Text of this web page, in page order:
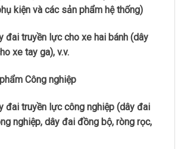
kiện và các sản phẩm hệ thống)
đai truyền lực cho xe hai bánh (dây
xe tay ga), v.v.
Công nghiệp
đai truyền lực công nghiệp (dây đai
nghiệp, dây đai đồng bộ, ròng rọc,